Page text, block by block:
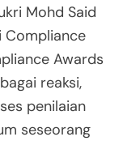
Mohd Said
Compliance
Awards
reaksi,
penilaian
seseorang